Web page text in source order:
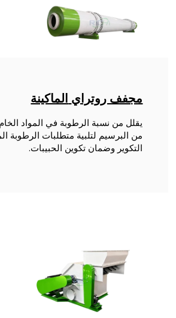
مجفف روتراي الماكينة
يقلل من نسبة الرطوبة في المواد
من البرسيم لتلبية متطلبات الرطوبة
التكوير وضمان تكوين الحبيبات.